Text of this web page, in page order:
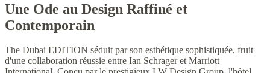
Une Ode au Design Raffiné et
Contemporain
The Dubai EDITION séduit par son esthétique sophistiquée, fruit
d'une collaboration réussie entre Ian Schrager et Marriott